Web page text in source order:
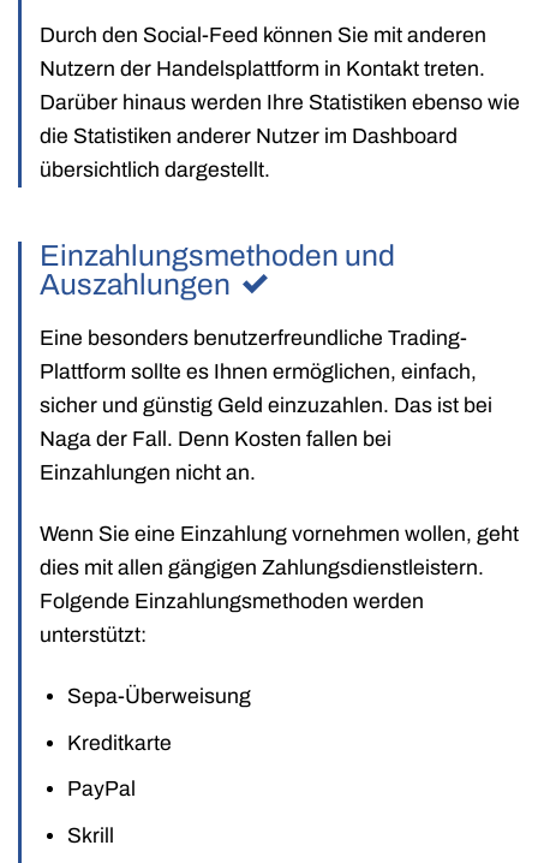
Durch den Social-Feed können Sie mit anderen
Nutzern der Handelsplattform in Kontakt treten.
Darüber hinaus werden Ihre Statistiken ebenso wie
die Statistiken anderer Nutzer im Dashboard
übersichtlich dargestellt.
Einzahlungsmethoden und
Auszahlungen
Eine besonders benutzerfreundliche Trading-
Plattform sollte es Ihnen ermöglichen, einfach,
sicher und günstig Geld einzuzahlen. Das ist bei
Naga der Fall. Denn Kosten fallen bei
Einzahlungen nicht an.
Wenn Sie eine Einzahlung vornehmen wollen, geht
dies mit allen gängigen Zahlungsdienstleistern.
Folgende Einzahlungsmethoden werden
unterstützt:
Sepa-Überweisung
Kreditkarte
PayPal
Skrill